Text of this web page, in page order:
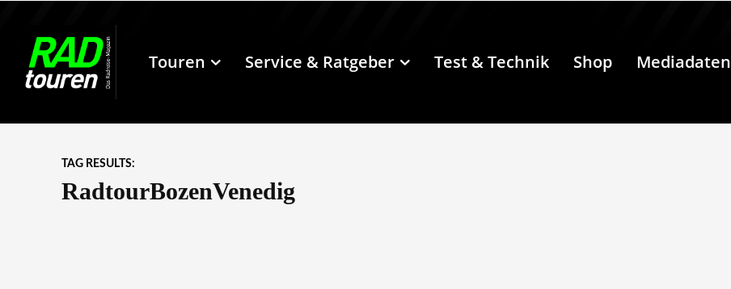
Touren Service & Ratgeber Test & Technik Shop Mediadaten
TAG RESULTS:
RadtourBozenVenedig